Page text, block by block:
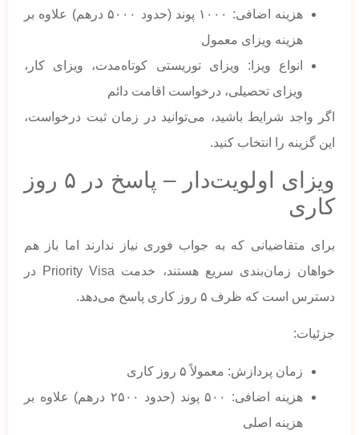
هزینه اضافی: ۱۰۰۰ پوند (حدود ۵۰۰۰ درهم) علاوه بر
هزینه ویزای معمول
انواع ویزا: ویزای توریستی کوتاه‌مدت، ویزای کار،
ویزای تحصیلی، درخواست اقامت دائم
اگر واجد شرایط باشید، می‌توانید در زمان ثبت درخواست،
این گزینه را انتخاب کنید.
ویزای اولویت‌دار – پاسخ در ۵ روز
کاری
برای متقاضیانی که به جواب فوری نیاز ندارند اما باز هم
خواهان زمان‌بندی سریع هستند، خدمت Priority Visa در
دسترس است که ظرف ۵ روز کاری پاسخ می‌دهد.
جزئیات:
زمان پردازش: معمولاً ۵ روز کاری
هزینه اضافی: ۵۰۰ پوند (حدود ۲۵۰۰ درهم) علاوه بر
هزینه اصلی